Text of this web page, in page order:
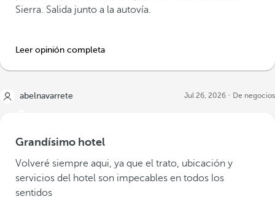
Sierra. Salida junto a la autovía.
Leer opinión completa
abelnavarrete Jul 26, 2026 De negocios
Grandísimo hotel
Volveré siempre aqui, ya que el trato, ubicación y
servicios del hotel son impecables en todos los
sentidos